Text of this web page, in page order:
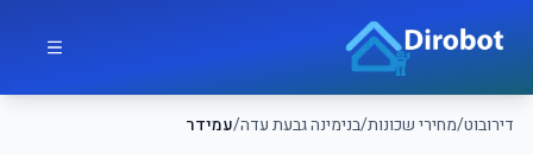
דירובוט/מחירי שכונות/בנימינה גבעת עדה/עמידר
דירובוט